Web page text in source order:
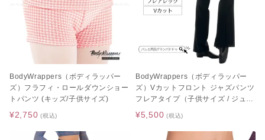
BodyWrappers（ボディラッパー
ズ）フラフィ・ロールダウンショー
トパンツ (キッズ/子供サイズ)
¥2,750 (税込)
BodyWrappers（ボディラッパー
ズ）Vカットフロント ジャズパンツ
フレアタイプ（子供サイズ / ジュニ
ア / キッズ）
¥5,500 (税込)